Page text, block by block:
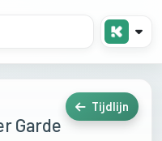
Garde
Tijdlijn